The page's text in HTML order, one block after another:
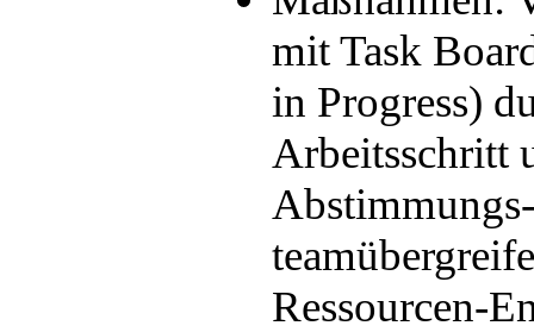
mit Task
in Progress)
Arbeitsschritt
Ressourcen-